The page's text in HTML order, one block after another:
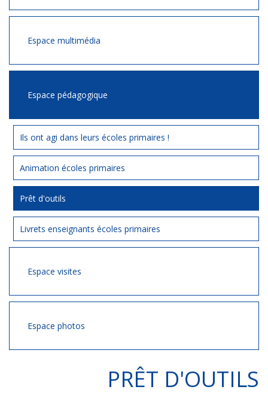
Espace multimédia
Espace pédagogique
Ils ont agi dans leurs écoles primaires !
Animation écoles primaires
Prêt d'outils
Livrets enseignants écoles primaires
Espace visites
Espace photos
PRÊT D'OUTILS